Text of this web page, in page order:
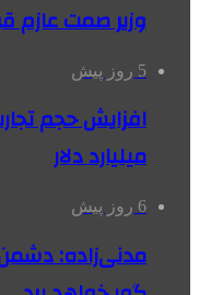
وزیر صمت عازم
5 روز پیش
میلیارد دلار
6 روز پیش
مدنی‌زاده: دشمن